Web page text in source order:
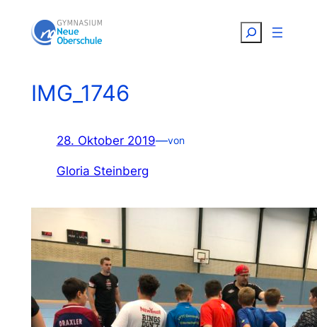
Inhalt
Suchen
IMG_1746
28. Oktober 2019—von
Gloria Steinberg